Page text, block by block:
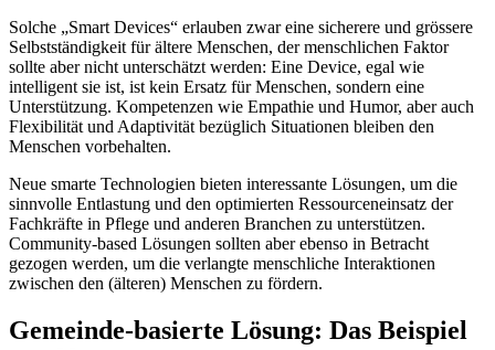
Solche „Smart Devices“ erlauben zwar eine sicherere und grössere
Selbstständigkeit für ältere Menschen, der menschlichen Faktor
sollte aber nicht unterschätzt werden: Eine Device, egal wie
intelligent sie ist, ist kein Ersatz für Menschen, sondern eine
Unterstützung. Kompetenzen wie Empathie und Humor, aber auch
Flexibilität und Adaptivität bezüglich Situationen bleiben den
Menschen vorbehalten.
Neue smarte Technologien bieten interessante Lösungen, um die
sinnvolle Entlastung und den optimierten Ressourceneinsatz der
Fachkräfte in Pflege und anderen Branchen zu unterstützen.
Community-based Lösungen sollten aber ebenso in Betracht
gezogen werden, um die verlangte menschliche Interaktionen
zwischen den (älteren) Menschen zu fördern.
Gemeinde-basierte Lösung: Das Beispiel